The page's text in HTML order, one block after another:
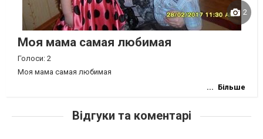
2
Моя мама самая любимая
Голоси: 2
Моя мама самая любимая
Більше
Відгуки та коментарі